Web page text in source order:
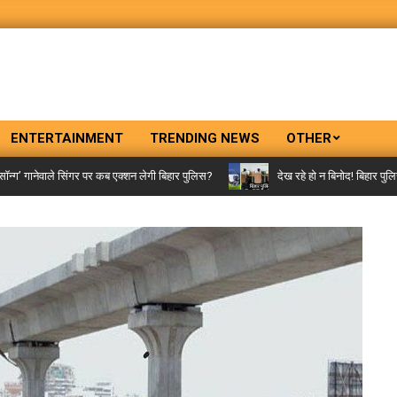
ENTERTAINMENT TRENDING NEWS OTHER
सिंगर पर कब एक्शन लेगी बिहार पुलिस? देख रहे हो न बिनोद! बिहार पुलिस